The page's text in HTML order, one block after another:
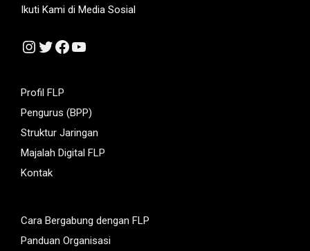
Ikuti Kami di Media Sosial
Instagram
Twitter
Facebook
YouTube
Profil FLP
Pengurus (BPP)
Struktur Jaringan
Majalah Digital FLP
Kontak
Cara Bergabung dengan FLP
Panduan Organisasi